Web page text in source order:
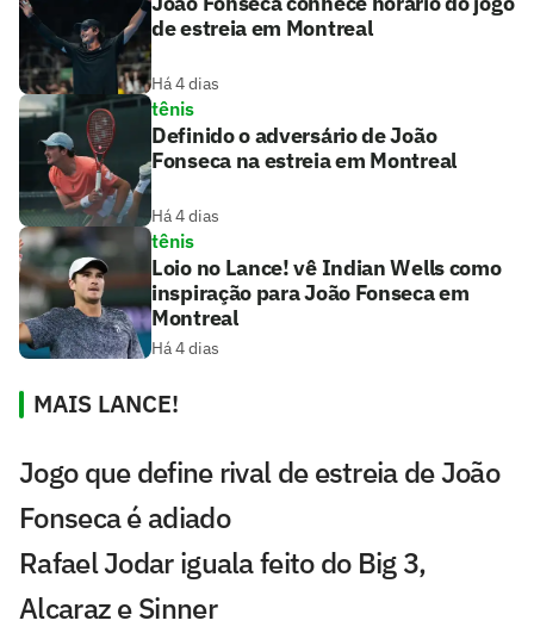
de estreia em Montreal
Há 4 dias
tênis
Definido o adversário de João
Fonseca na estreia em Montreal
Há 4 dias
tênis
Loio no Lance! vê Indian Wells como
inspiração para João Fonseca em
Montreal
Há 4 dias
MAIS LANCE!
Jogo que define rival de estreia de João
Fonseca é adiado
Rafael Jodar iguala feito do Big 3,
Alcaraz e Sinner